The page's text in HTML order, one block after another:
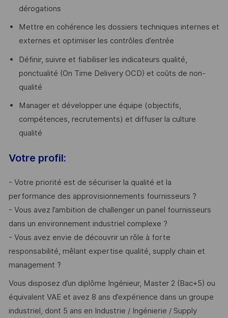
dérogations
Mettre en cohérence les dossiers techniques internes et
externes et optimiser les contrôles d’entrée
Définir, suivre et fiabiliser les indicateurs qualité,
ponctualité (On Time Delivery OCD) et coûts de non-
qualité
Manager et développer une équipe (objectifs,
compétences, recrutements) et diffuser la culture
qualité
Votre profil:
- Votre priorité est de sécuriser la qualité et la
performance des approvisionnements fournisseurs ?
- Vous avez l’ambition de challenger un panel fournisseurs
dans un environnement industriel complexe ?
- Vous avez envie de découvrir un rôle à forte
responsabilité, mêlant expertise qualité, supply chain et
management ?
Vous disposez d’un diplôme Ingénieur, Master 2 (Bac+5) ou
équivalent VAE et avez 8 ans d’expérience dans un groupe
industriel, dont 5 ans en Industrie / Ingénierie / Supply